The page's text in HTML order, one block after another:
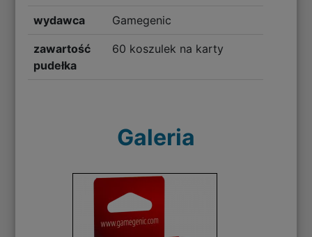
wydawca Gamegenic
zawartość
pudełka
60 koszulek na karty
Galeria